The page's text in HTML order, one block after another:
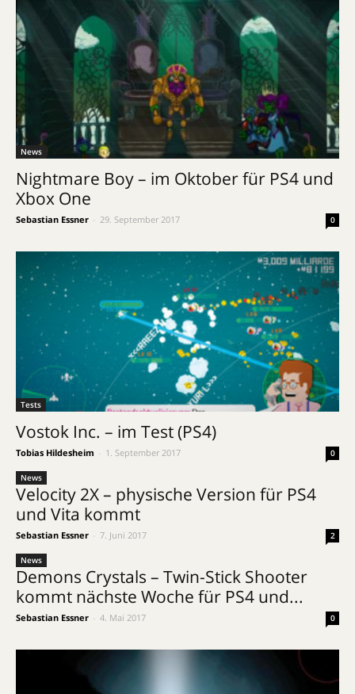
News
Nightmare Boy – im Oktober für PS4 und
Xbox One
Sebastian Essner 29. September 2017 0
Tests
Vostok Inc. – im Test (PS4)
Tobias Hildesheim 1. September 2017 0
News
Velocity 2X – physische Version für PS4
und Vita kommt
Sebastian Essner 7. Juni 2017 2
News
Demons Crystals – Twin-Stick Shooter
kommt nächste Woche für PS4 und...
Sebastian Essner 4. Mai 2017 0